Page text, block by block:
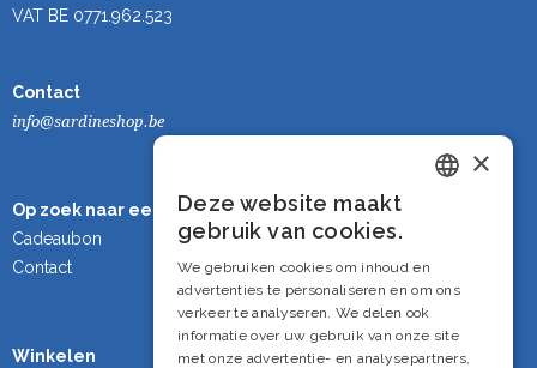
VAT BE 0771.962.523
Contact
info@sardineshop.be
Op zoek naar een cadeau?
Cadeaubon
Contact
Winkelen
×
Deze website maakt
gebruik van cookies.
We gebruiken cookies om inhoud en
advertenties te personaliseren en om ons
verkeer te analyseren. We delen ook
informatie over uw gebruik van onze site
met onze advertentie- en analysepartners,